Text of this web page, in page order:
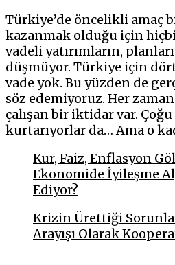
Türkiye’de öncelikli amaç
kazanmak olduğu için
vadeli yatırımların,
düşmüyor. Türkiye için
vade yok. Bu yüzden de
söz edemiyoruz. Her
çalışan bir iktidar var.
kurtarıyorlar da… Ama o
Kur, Faiz, Enflasyon
Ekonomide İyileşme
Ediyor?
Krizin Ürettiği
Arayışı Olarak